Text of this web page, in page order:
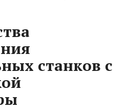
станков с